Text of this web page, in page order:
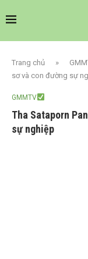
Trang chủ »
sơ và con đường sự
GMMTV
Tha Sataporn
sự nghiệp